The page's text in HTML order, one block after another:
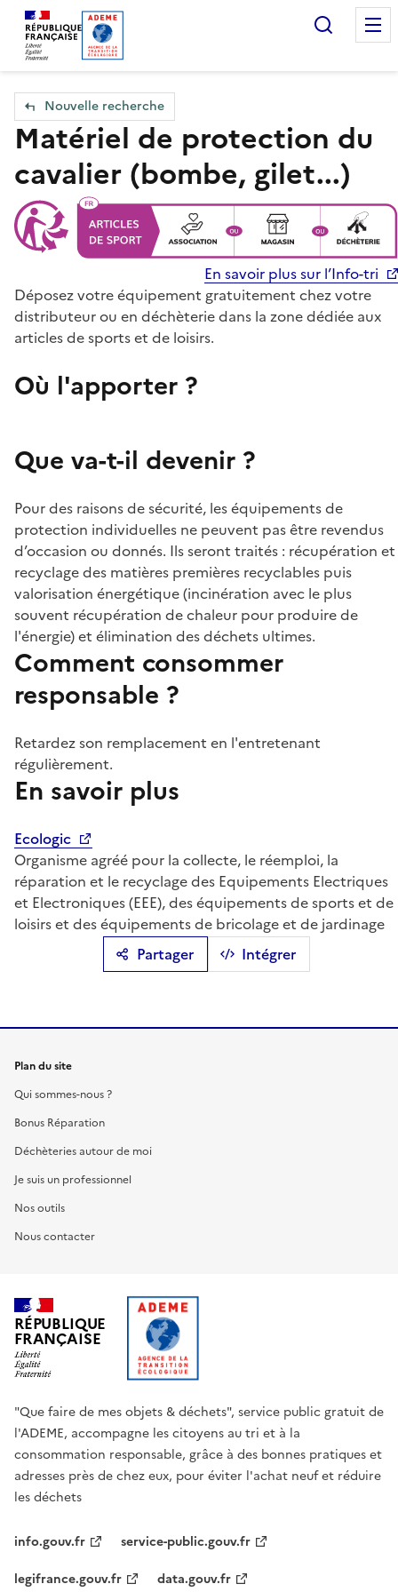
Accueil — Que Faire de mes objets & déchets
Nouvelle recherche
Matériel de protection du
cavalier (bombe, gilet...)
En savoir plus sur l’Info-tri
Partager Intégrer
Déposez votre équipement gratuitement chez votre
distributeur ou en déchèterie dans la zone dédiée aux
articles de sports et de loisirs.
Où l'apporter ?
Que va-t-il devenir ?
Pour des raisons de sécurité, les équipements de
protection individuelles ne peuvent pas être revendus
d’occasion ou donnés. Ils seront traités : récupération et
recyclage des matières premières recyclables puis
valorisation énergétique (incinération avec le plus
souvent récupération de chaleur pour produire de
l'énergie) et élimination des déchets ultimes.
Comment consommer
responsable ?
Retardez son remplacement en l'entretenant
régulièrement.
En savoir plus
Ecologic
Organisme agréé pour la collecte, le réemploi, la
réparation et le recyclage des Equipements Electriques
et Electroniques (EEE), des équipements de sports et de
loisirs et des équipements de bricolage et de jardinage
Plan du site
Qui sommes-nous ?
Bonus Réparation
Déchèteries autour de moi
Je suis un professionnel
Nos outils
Nous contacter
RÉPUBLIQUE
FRANÇAISE
"Que faire de mes objets & déchets", service public gratuit de
l'ADEME, accompagne les citoyens au tri et à la
consommation responsable, grâce à des bonnes pratiques et
adresses près de chez eux, pour éviter l'achat neuf et réduire
les déchets
info.gouv.fr
service-public.gouv.fr
legifrance.gouv.fr
data.gouv.fr